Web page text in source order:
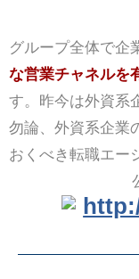
グループ全体で企
な営業チャネルを
す。昨今は外資系
勿論、外資系企業
おくべき転職エー